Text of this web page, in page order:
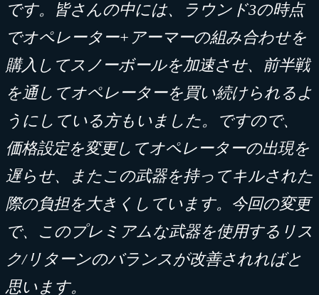
です。皆さんの中には、ラウンド3の時点
でオペレーター+ アーマーの組み合わせを
購入してスノーボールを加速させ、前半戦
を通してオペレーターを買い続けられるよ
うにしている方もいました。ですので、
価格設定を変更してオペレーターの出現を
遅らせ、またこの武器を持ってキルされた
際の負担を大きくしています。今回の変更
で、このプレミアムな武器を使用するリス
ク/リターンのバランスが改善されればと
思います。